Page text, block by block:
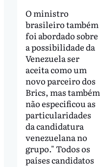
O ministro
brasileiro também
foi abordado sobre
a possibilidade da
Venezuela ser
aceita como um
novo parceiro dos
Brics, mas também
não especificou as
particularidades
da candidatura
venezuelana no
grupo." Todos os
países candidatos